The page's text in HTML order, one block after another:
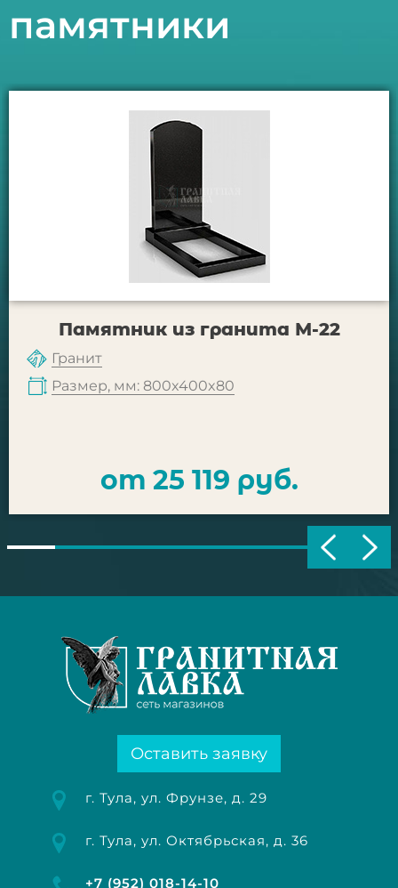
памятники
Памятник из гранита М-22
Гранит
Размер, мм: 800x400x80
от 25 119 руб.
Оставить заявку
г. Тула, ул. Фрунзе, д. 29
г. Тула, ул. Октябрьская, д. 36
+7 (952) 018-14-10